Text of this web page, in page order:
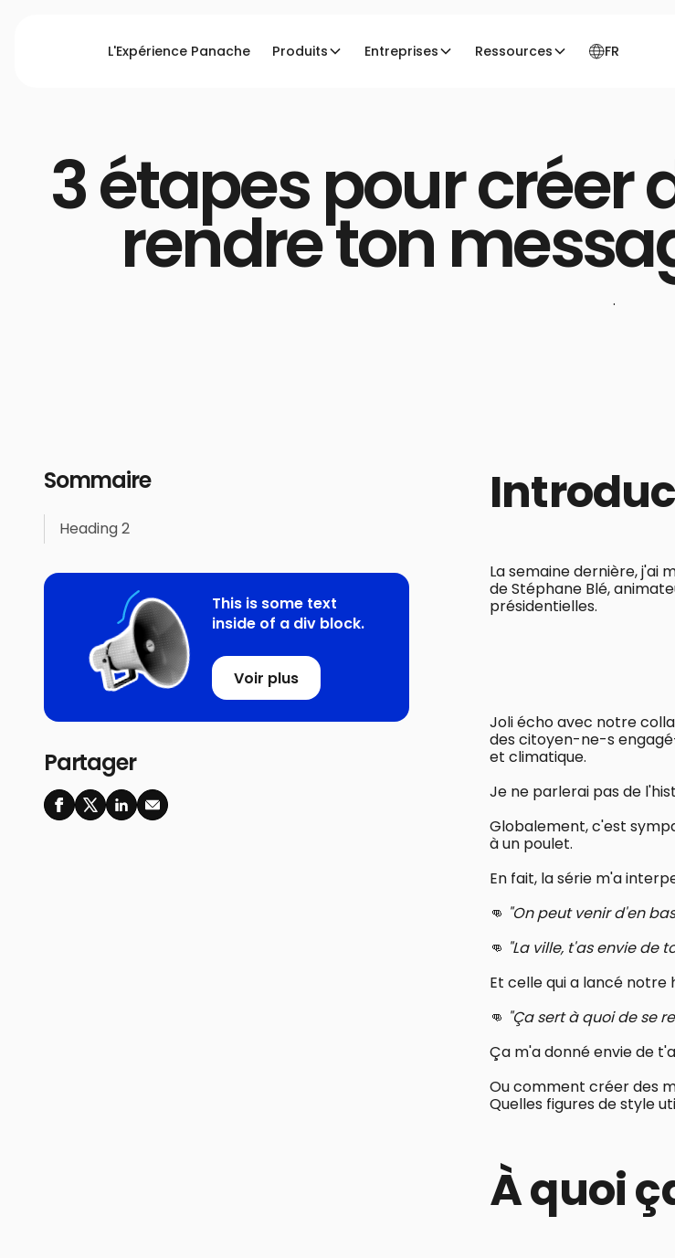
L'Expérience Panache Produits Entreprises Ressources FR
3 étapes pour créer
rendre ton
·
Sommaire
Heading 2
This is some text
inside of a div block.
Voir plus
Partager
La semaine dernière, j'ai
de Stéphane Blé,
présidentielles.
Joli écho avec notre
des citoyen-ne-s
et climatique.
Je ne parlerai pas de
Globalement, c'est
à un poulet.
En fait, la série m'a
👊 "On peut venir d'en
👊 "La ville, t'as envie de
Et celle qui a lancé notre
👊 "Ça sert à quoi de se
Ça m'a donné envie de
Ou comment créer des
Quelles figures de style
À quoi